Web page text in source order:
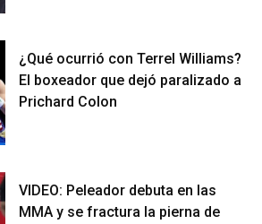
¿Qué ocurrió con Terrel Williams?
El boxeador que dejó paralizado a
Prichard Colon
VIDEO: Peleador debuta en las
MMA y se fractura la pierna de